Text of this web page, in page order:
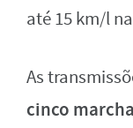
até 15 km/l
As
cinco